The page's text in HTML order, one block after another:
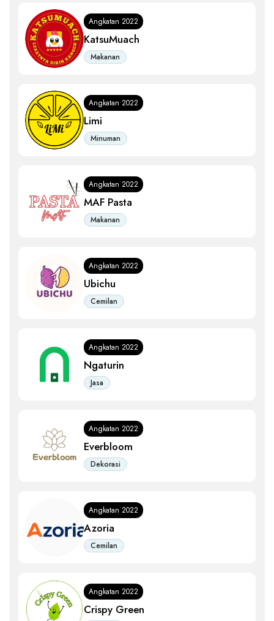
Angkatan 2022
KatsuMuach
Makanan
Angkatan 2022
Limi
Minuman
Angkatan 2022
MAF Pasta
Makanan
Angkatan 2022
Ubichu
Cemilan
Angkatan 2022
Ngaturin
Jasa
Angkatan 2022
Everbloom
Dekorasi
Angkatan 2022
Azoria
Cemilan
Angkatan 2022
Crispy Green